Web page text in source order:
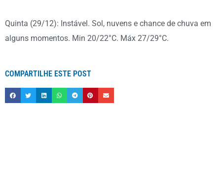
Quinta (29/12): Instável. Sol, nuvens e chance de chuva em
alguns momentos. Min 20/22°C. Máx 27/29°C.
COMPARTILHE ESTE POST